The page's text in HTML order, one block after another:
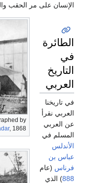
الإنسان على مر الحقب
by
, 1868
الطائرة
في
التاريخ
العربي
في تاريخنا
العربي نقرأ
عن العربي
المسلم في
الأندلس
عباس بن
فرناس (عام
888) الذي